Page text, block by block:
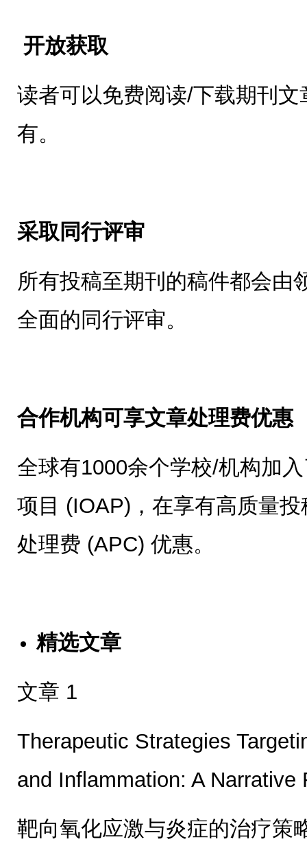
开放获取
读者可以免费阅读/下载期刊
有。
采取同行评审
所有投稿至期刊的稿件都会由
全面的同行评审。
合作机构可享文章处理费优惠
全球有1000余个学校/机构加
项目 (IOAP)，在享有高质量
处理费 (APC) 优惠。
精选文章
文章 1
Therapeutic Strategies
and Inflammation: A Narrative
靶向氧化应激与炎症的治疗策